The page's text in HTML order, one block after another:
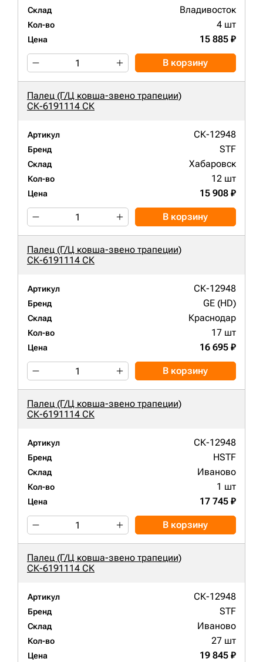
Склад Владивосток
Кол-во 4 шт
Цена 15 885 ₽
В корзину
Палец (Г/Ц ковша-звено трапеции)
СК-6191114 СК
Артикул СК-12948
Бренд STF
Склад Хабаровск
Кол-во 12 шт
Цена 15 908 ₽
В корзину
Палец (Г/Ц ковша-звено трапеции)
СК-6191114 СК
Артикул СК-12948
Бренд GE (HD)
Склад Краснодар
Кол-во 17 шт
Цена 16 695 ₽
В корзину
Палец (Г/Ц ковша-звено трапеции)
СК-6191114 СК
Артикул СК-12948
Бренд HSTF
Склад Иваново
Кол-во 1 шт
Цена 17 745 ₽
В корзину
Палец (Г/Ц ковша-звено трапеции)
СК-6191114 СК
Артикул СК-12948
Бренд STF
Склад Иваново
Кол-во 27 шт
Цена 19 845 ₽